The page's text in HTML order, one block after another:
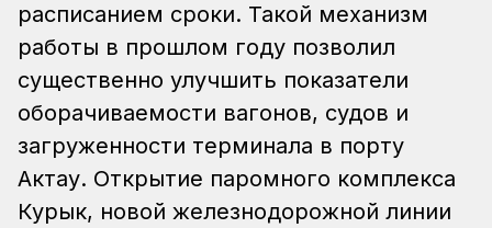
расписанием сроки. Такой механизм
работы в прошлом году позволил
существенно улучшить показатели
оборачиваемости вагонов, судов и
загруженности терминала в порту
Актау. Открытие паромного комплекса
Курык, новой железнодорожной линии